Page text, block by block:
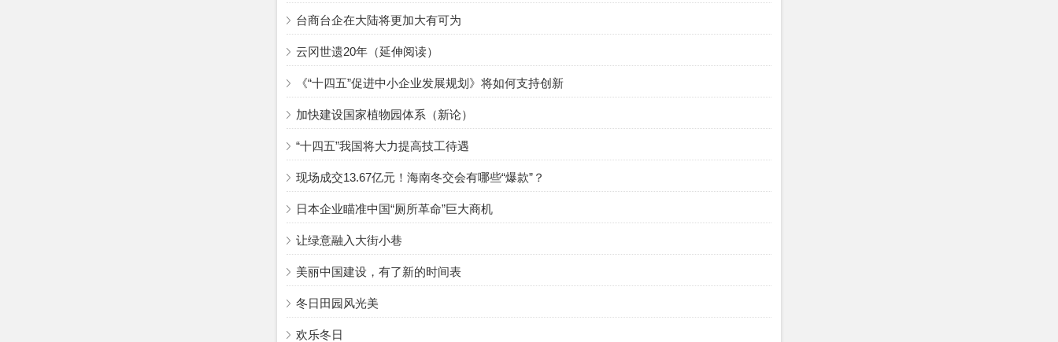
台商台企在大陆将更加大有可为
云冈世遗20年（延伸阅读）
《“十四五”促进中小企业发展规划》将如何支持创新
加快建设国家植物园体系（新论）
“十四五”我国将大力提高技工待遇
现场成交13.67亿元！海南冬交会有哪些“爆款”？
日本企业瞄准中国“厕所革命”巨大商机
让绿意融入大街小巷
美丽中国建设，有了新的时间表
冬日田园风光美
欢乐冬日